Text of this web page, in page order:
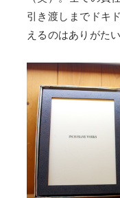
引き渡しまでドキ
えるのはありがた